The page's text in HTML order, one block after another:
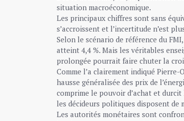
situation macroéconomique.
Les principaux chiffres sont sans
s’accroissent et l’incertitude n’est
Selon le scénario de référence du
atteint 4,4 %. Mais les véritables
prolongée pourrait faire chuter la
Comme l’a clairement indiqué Pierre-
hausse généralisée des prix de
comprime le pouvoir d’achat et
les décideurs politiques disposent de
Les autorités monétaires sont